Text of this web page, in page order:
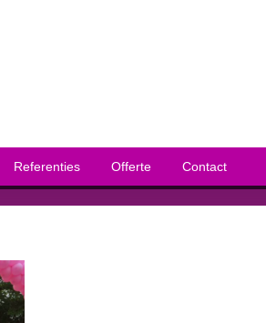
Referenties Offerte Contact